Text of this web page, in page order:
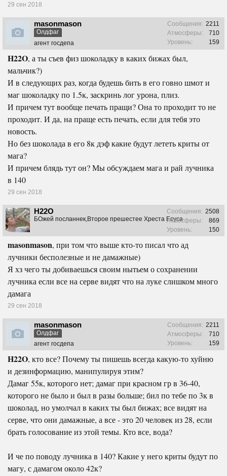
29 сен 2018
masonmason
Олдфаг
агент госдепа
Сообщения: 2211
Атмосферы:
710
Уровень:
159
H22O, а ты съев физ шоколадку в каких бижах был,
мальчик?)
И в следующих раз, когда будешь бить в его говно шмот и
маг шоколадку по 1.5к, заскринь лог урона, плиз.
И причем тут вообще печать пращи? Она то проходит то не
проходит. И да, на праще есть печать, если для тебя это
новость.
Но без шоколада в его 8к дэф какие будут лететь криты от
мага?
И причем блядь тут он? Мы обсуждаем мага и рай лучника
в 140
29 сен 2018
H22O
БОжей посланнек,Второе прешестее Хреста Есуса
Сообщения: 2508
Атмосферы:
869
Уровень:
150
masonmason, при том что выше кто-то писал что ад
лучники бесполезные и не дамажные)
Я хз чего ты добиваешься своим нытьем о сохранении
лучника если все на серве видят что на луке слишком много
дамага
29 сен 2018
masonmason
Олдфаг
агент госдепа
Сообщения: 2211
Атмосферы:
710
Уровень:
159
H22O, кто все? Почему ты пишешь всегда какую-то хуйню
и дезинформацию, манипулируя этим?
Дамаг 55к, которого нет; дамаг при красном гр в 36-40,
которого не было и был в разы больше; бил по тебе по 3к в
шоколад, но умолчал в каких ты был бижах; все видят на
серве, что они дамажные, а все - это 20 человек из 28, если
брать голосование из этой темы. Кто все, вода?
И че по поводу лучника в 140? Какие у него криты будут по
магу, с дамагом около 42к?